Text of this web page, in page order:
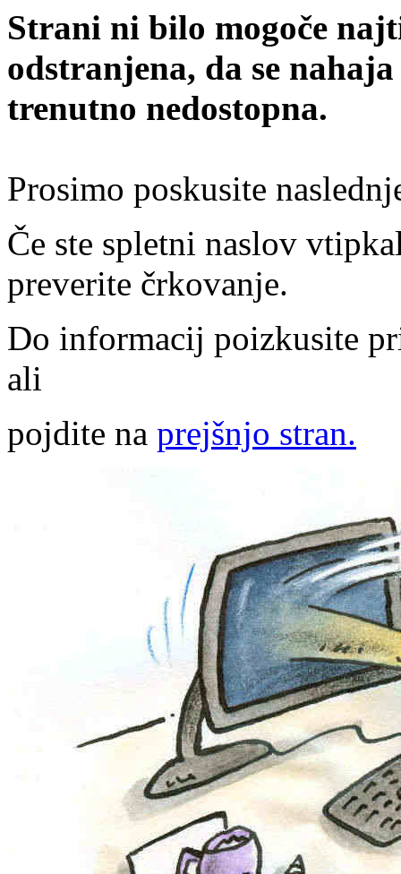
Strani ni bilo mogoče
odstranjena, da se
trenutno nedostopna.
Prosimo poskusite
Če ste spletni naslov
preverite črkovanje.
Do informacij poizkusite
ali
pojdite na prejšnjo stran.